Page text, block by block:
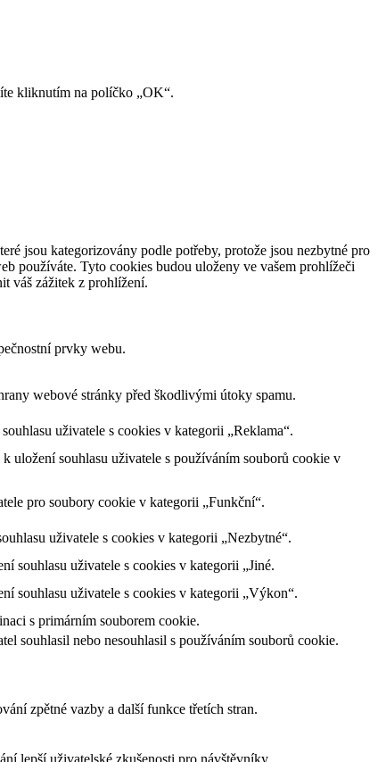
kliknutím na políčko „OK“.
jsou kategorizovány podle potřeby, protože jsou nezbytné pro
používáte. Tyto cookies budou uloženy ve vašem prohlížeči
váš zážitek z prohlížení.
prvky webu.
webové stránky před škodlivými útoky spamu.
uživatele s cookies v kategorii „Reklama“.
uložení souhlasu uživatele s používáním souborů cookie v
pro soubory cookie v kategorii „Funkční“.
uživatele s cookies v kategorii „Nezbytné“.
souhlasu uživatele s cookies v kategorii „Jiné.
souhlasu uživatele s cookies v kategorii „Výkon“.
s primárním souborem cookie.
souhlasil nebo nesouhlasil s používáním souborů cookie.
zpětné vazby a další funkce třetích stran.
lepší uživatelské zkušenosti pro návštěvníky.